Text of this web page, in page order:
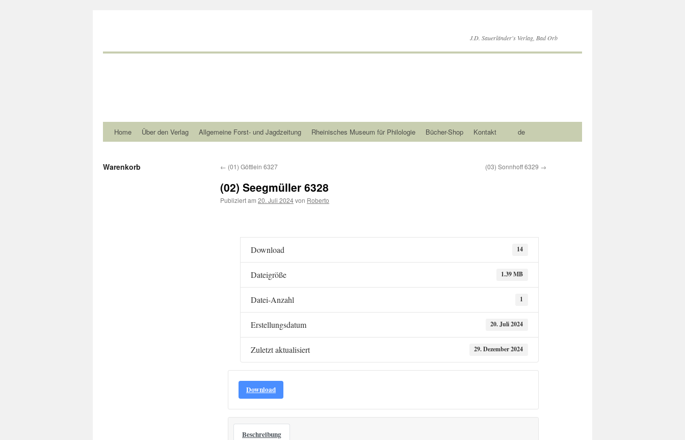
J.D. Sauerländer's Verlag, Bad Orb
Home Über den Verlag Allgemeine Forst- und Jagdzeitung Rheinisches Museum für Philologie Bücher-Shop Kontakt de
← (01) Göttlein 6327 (03) Sonnhoff 6329 →
(02) Seegmüller 6328
Publiziert am 20. Juli 2024von Roberto
Download 14
Dateigröße 1.39 MB
Datei-Anzahl 1
Erstellungsdatum 20. Juli 2024
Zuletzt aktualisiert 29. Dezember 2024
Download
Beschreibung
Warenkorb